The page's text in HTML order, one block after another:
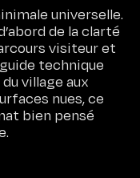
universelle.
de la clarté
visiteur et
technique
village aux
nues, ce
bien pensé